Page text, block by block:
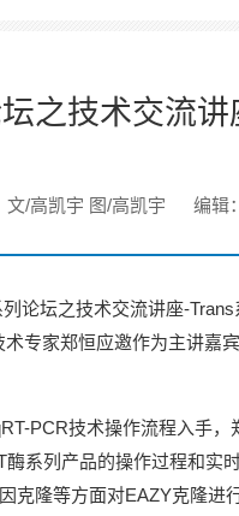
坛之技术交流
文/高凯宇 图/高凯宇 编辑
论坛之技术交流讲座-
专家郑恒应邀作为主讲嘉
PCR技术操作流程入手
系列产品的操作过程和实
克隆等方面对EAZY克隆